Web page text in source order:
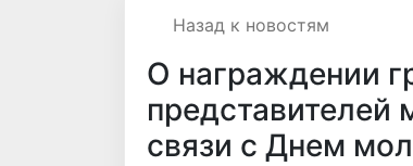
Назад к новостям
О награждении
представителей
связи с Днем